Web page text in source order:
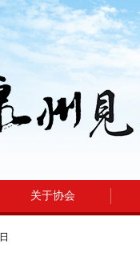
关于协会